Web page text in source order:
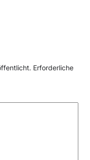
Erforderliche